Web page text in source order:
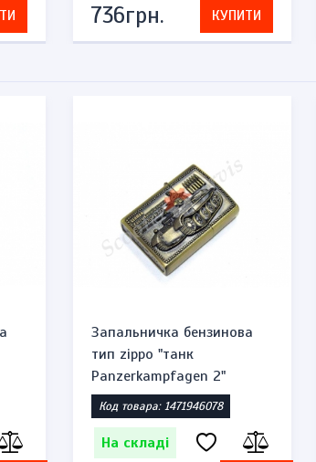
736грн. КУПИТИ
Запальничка бензинова
тип zippo "танк
Panzerkampfagen 2"
Код товара: 1471946078
На складі